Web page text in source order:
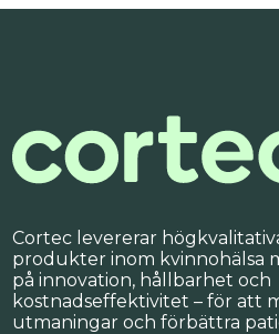
Cortec levererar
produkter inom kvinnohälsa
på innovation, hållbarhet och
kostnadseffektivitet – för att
utmaningar och förbättra